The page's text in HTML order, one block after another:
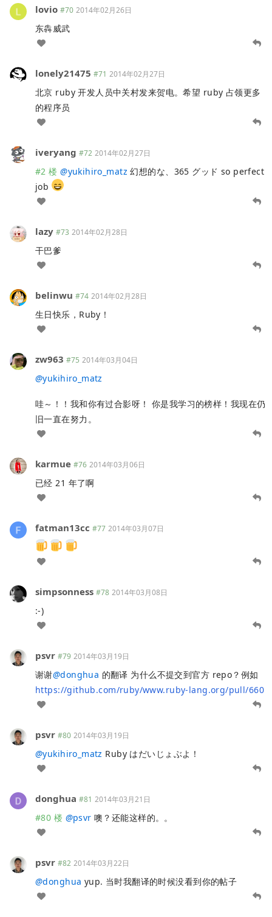
lovio #70 2014年02月26日
东犇威武
lonely21475 #71 2014年02月27日
北京 ruby 开发人员中关村发来贺电。希望 ruby 占领更多
的程序员
iveryang #72 2014年02月27日
#2 楼 @yukihiro_matz 幻想的な、365 グッド so perfect
job
lazy #73 2014年02月28日
干巴爹
belinwu #74 2014年02月28日
生日快乐，Ruby！
zw963 #75 2014年03月04日
@yukihiro_matz
哇～！！我和你有过合影呀！ 你是我学习的榜样！我现在仍
旧一直在努力。
karmue #76 2014年03月06日
已经 21 年了啊
fatman13cc #77 2014年03月07日
simpsonness #78 2014年03月08日
:-)
psvr #79 2014年03月19日
谢谢@donghua 的翻译 为什么不提交到官方 repo？例如
https://github.com/ruby/www.ruby-lang.org/pull/660
psvr #80 2014年03月19日
@yukihiro_matz Ruby はだいじょぶよ！
donghua #81 2014年03月21日
#80 楼 @psvr 噢？还能这样的。。
psvr #82 2014年03月22日
@donghua yup. 当时我翻译的时候没看到你的帖子